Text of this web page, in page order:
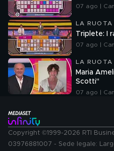
07 ago |
LA RUOTA
Triplete: I
07 ago |
LA RUOTA
Maria
Scotti"
07 ago |
Copyright ©1999-2026 RTI
03976881007 - Sede legale: